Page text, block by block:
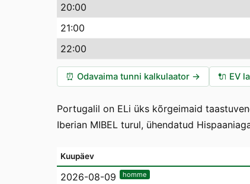
20:00
21:00
22:00
⏰ Odavaima tunni kalkulaator → 🔌 EV
Portugalil on ELi üks kõrgeimaid
Iberian MIBEL turul, ühendatud
Kuupäev
2026-08-09 homme